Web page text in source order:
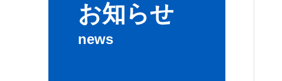
お知らせ
news